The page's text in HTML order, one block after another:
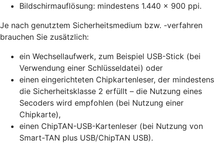
Bildschirmauflösung: mindestens 1.440 x 900 ppi.
Je nach genutztem Sicherheitsmedium bzw. -verfahren
brauchen Sie zusätzlich:
ein Wechsellaufwerk, zum Beispiel USB-Stick (bei
Verwendung einer Schlüsseldatei) oder
einen eingerichteten Chipkartenleser, der mindestens
die Sicherheitsklasse 2 erfüllt – die Nutzung eines
Secoders wird empfohlen (bei Nutzung einer
Chipkarte),
einen ChipTAN-USB-Kartenleser (bei Nutzung von
Smart-TAN plus USB/ChipTAN USB).